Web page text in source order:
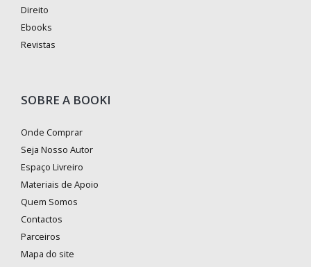
Direito
Ebooks
Revistas
SOBRE A BOOKI
Onde Comprar
Seja Nosso Autor
Espaço Livreiro
Materiais de Apoio
Quem Somos
Contactos
Parceiros
Mapa do site